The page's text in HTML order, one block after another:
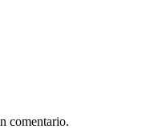
comentario.